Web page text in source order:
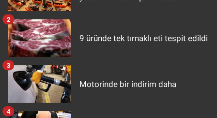
9 üründe tek tırnaklı eti tespit edildi
2
Motorinde bir indirim daha
3
4